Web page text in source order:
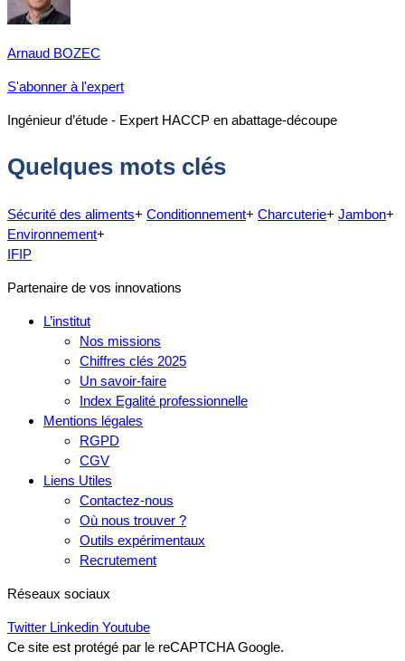
Arnaud BOZEC
S'abonner à l'expert
Ingénieur d’étude - Expert HACCP en abattage-découpe
Quelques mots clés
Sécurité des aliments+ Conditionnement+ Charcuterie+ Jambon+
Environnement+
IFIP
Partenaire de vos innovations
L’institut
Nos missions
Chiffres clés 2025
Un savoir-faire
Index Egalité professionnelle
Mentions légales
RGPD
CGV
Liens Utiles
Contactez-nous
Où nous trouver ?
Outils expérimentaux
Recrutement
Réseaux sociaux
Twitter Linkedin Youtube
Ce site est protégé par le reCAPTCHA Google.